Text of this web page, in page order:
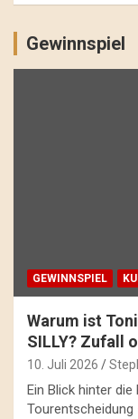
Gewinnspiel
GEWINNSPIEL
Warum ist
SILLY? Zufall
10. Juli 2026
Ein Blick hinter
Tourentscheidung